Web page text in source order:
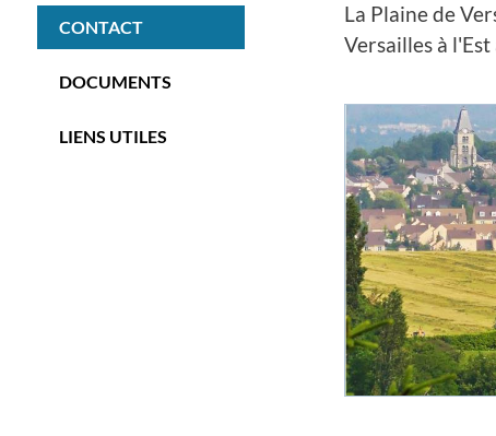
CONTACT
DOCUMENTS
LIENS UTILES
La Plaine de
Versailles à